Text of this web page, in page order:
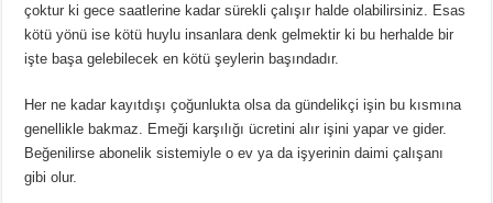
çoktur ki gece saatlerine kadar sürekli çalışır halde olabilirsiniz. Esas
kötü yönü ise kötü huylu insanlara denk gelmektir ki bu herhalde bir
işte başa gelebilecek en kötü şeylerin başındadır.
Her ne kadar kayıtdışı çoğunlukta olsa da gündelikçi işin bu kısmına
genellikle bakmaz. Emeği karşılığı ücretini alır işini yapar ve gider.
Beğenilirse abonelik sistemiyle o ev ya da işyerinin daimi çalışanı
gibi olur.